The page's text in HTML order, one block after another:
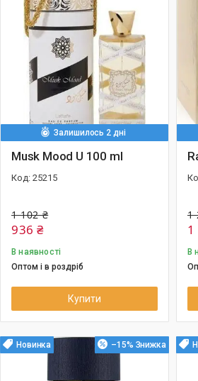
Залишилось 2 дні
Musk Mood U 100 ml
25215
1 102 ₴
936 ₴
В наявності
Оптом і в роздріб
Купити
1
1
В
Новинка –15%